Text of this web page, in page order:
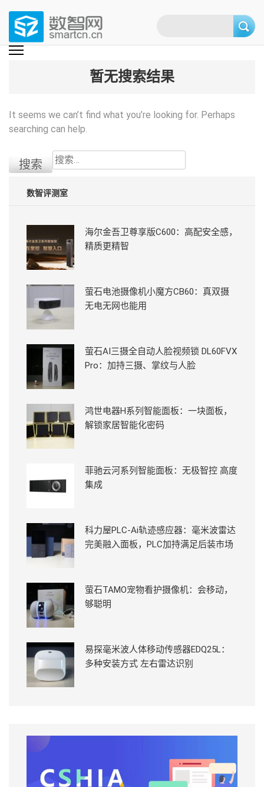
content
(Press
数智网
智能家居第一资讯门户 | 智能家居系统，智能家居产品，智能家居解决方
暂无搜索结果
It seems we can’t find what you’re looking for. Perhaps
searching can help.
搜
索：
数智评测室
海尔金吾卫尊享版C600：高配安全感，
精质更精智
萤石电池摄像机小魔方CB60：真双摄
无电无网也能用
萤石AI三摄全自动人脸视频锁 DL60FVX
Pro：加持三摄、掌纹与人脸
鸿世电器H系列智能面板：一块面板，
解锁家居智能化密码
菲驰云河系列智能面板：无极智控 高度
集成
科力屋PLC-Ai轨迹感应器：毫米波雷达
完美融入面板，PLC加持满足后装市场
萤石TAMO宠物看护摄像机：会移动，
够聪明
易探毫米波人体移动传感器EDQ25L：
多种安装方式 左右雷达识别